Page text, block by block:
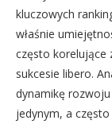
kluczowych
właśnie
często korelujące
sukcesie libero.
dynamikę
jedynym, a